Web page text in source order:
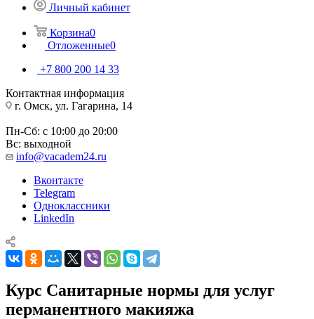
Личный кабинет
Корзина0
Отложенные0
+7 800 200 14 33
Контактная информация
г. Омск, ул. Гагарина, 14
Пн-Сб: с 10:00 до 20:00
Вс: выходной
info@vacadem24.ru
Вконтакте
Telegram
Одноклассники
LinkedIn
Курс Санитарные нормы для услуг
перманентного макияжа